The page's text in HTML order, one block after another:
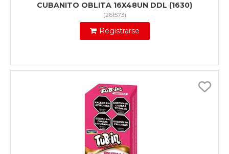
CUBANITO OBLITA 16X48UN DDL (1630)
(261573)
Registrarse